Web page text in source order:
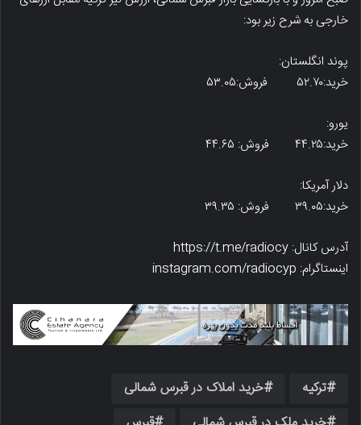
خارجی به شرح زیر بود:
پوند انگلستان:
خرید:۵۲.۷۰ فروش:۵۳.۰۵
یورو:
خرید:۴۴.۲۵ فروش: ۴۴.۶۵
دلار آمریکا:
خرید:۳۹.۰۵ فروش: ۳۹.۳۵
آدرس کانال: https://t.me/radiocy
اینستاگرام: instagram.com/radiocyp
ترکیه
خرید املاک در قبرس شمالی